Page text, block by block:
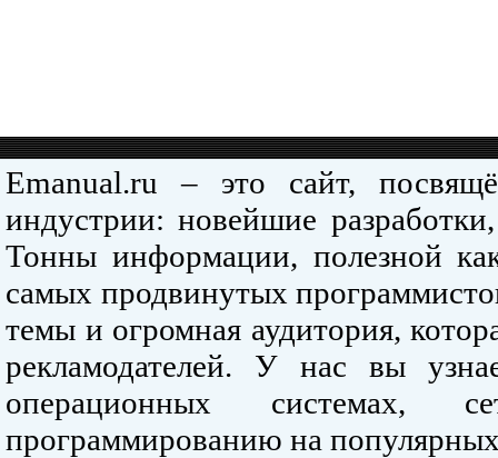
Emanual.ru – это сайт,
индустрии: новейшие
Тонны информации, полезной
самых продвинутых
темы и огромная аудитория,
рекламодателей. У нас вы
операционных системах,
программированию на